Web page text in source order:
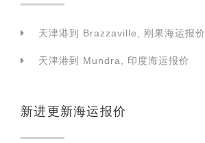
天津港到 Brazzaville, 刚果海运报价
天津港到 Mundra, 印度海运报价
新进更新海运报价